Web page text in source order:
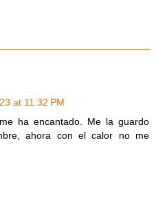
at 11:32 PM
ha encantado. Me la guardo
ahora con el calor no me